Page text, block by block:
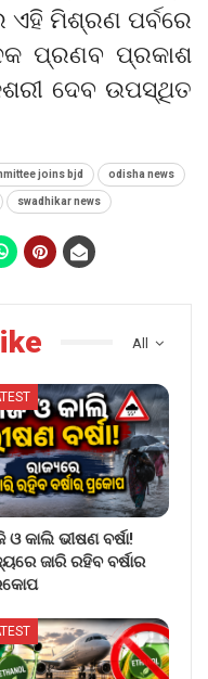
ମିଶ୍ରଣ ପର୍ବରେ
ପ୍ରଣବ ପ୍ରକାଶ
ଦେବ ଉପସ୍ଥିତ
joins bjd odisha news
swadhikar news
All
କାଲି ଭୀଷଣ ବର୍ଷା!
ଜାରି ରହିବ ବର୍ଷାର